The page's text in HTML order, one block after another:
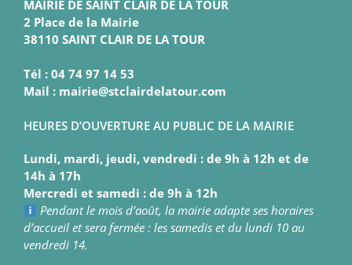
MAIRIE DE SAINT CLAIR DE LA TOUR
2 Place de la Mairie
38110 SAINT CLAIR DE LA TOUR
Tél : 04 74 97 14 53
Mail : mairie@stclairdelatour.com
HEURES D’OUVERTURE AU PUBLIC DE LA MAIRIE
Lundi, mardi, jeudi, vendredi : de 9h à 12h et de
14h à 17h
Mercredi et samedi : de 9h à 12h
Pendant le mois d’août, la mairie adapte ses horaires
d’accueil et sera fermée : les samedis et du lundi 10 au
vendredi 14.